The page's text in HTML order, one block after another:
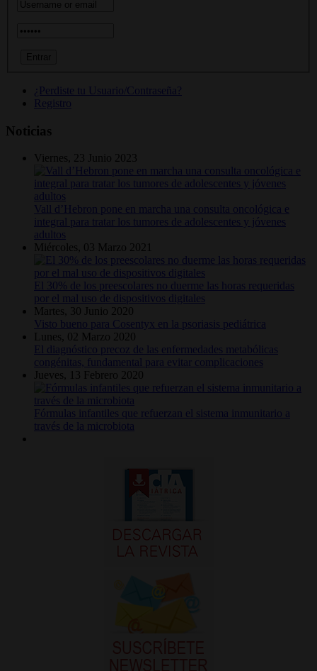
¿Perdiste tu Usuario/Contraseña?
Registro
Noticias
Viernes, 23 Junio 2023
Vall d’Hebron pone en marcha una consulta oncológica e
integral para tratar los tumores de adolescentes y jóvenes
adultos
Miércoles, 03 Marzo 2021
El 30% de los preescolares no duerme las horas requeridas
por el mal uso de dispositivos digitales
Martes, 30 Junio 2020
Visto bueno para Cosentyx en la psoriasis pediátrica
Lunes, 02 Marzo 2020
El diagnóstico precoz de las enfermedades metabólicas
congénitas, fundamental para evitar complicaciones
Jueves, 13 Febrero 2020
Fórmulas infantiles que refuerzan el sistema inmunitario a
través de la microbiota